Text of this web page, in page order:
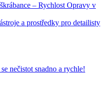
– Rychlost Opravy v
a prostředky pro detailisty